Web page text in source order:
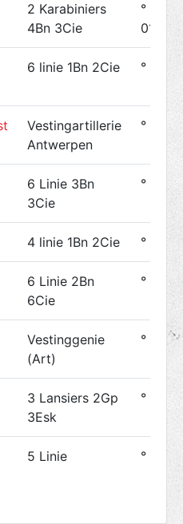
2 Karabiniers
4Bn 3Cie
°
01
6 linie 1Bn 2Cie °
Vestingartillerie
Antwerpen
°
6 Linie 3Bn
3Cie
°
4 linie 1Bn 2Cie °
6 Linie 2Bn
6Cie
°
Vestinggenie
(Art)
°
3 Lansiers 2Gp
3Esk
°
5 Linie °